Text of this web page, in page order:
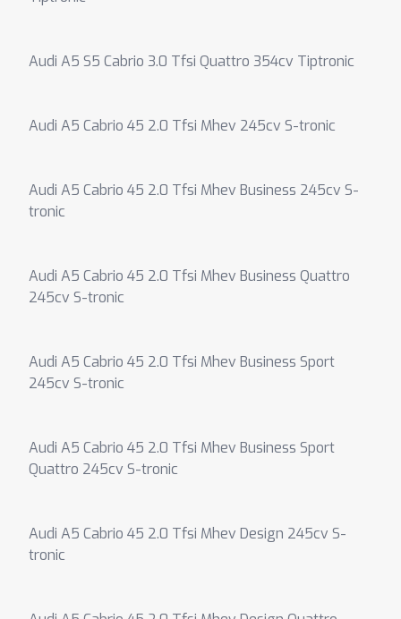
Audi A5 S5 Cabrio 3.0 Tfsi Quattro 354cv Tiptronic
Audi A5 Cabrio 45 2.0 Tfsi Mhev 245cv S-tronic
Audi A5 Cabrio 45 2.0 Tfsi Mhev Business 245cv S-
tronic
Audi A5 Cabrio 45 2.0 Tfsi Mhev Business Quattro
245cv S-tronic
Audi A5 Cabrio 45 2.0 Tfsi Mhev Business Sport
245cv S-tronic
Audi A5 Cabrio 45 2.0 Tfsi Mhev Business Sport
Quattro 245cv S-tronic
Audi A5 Cabrio 45 2.0 Tfsi Mhev Design 245cv S-
tronic